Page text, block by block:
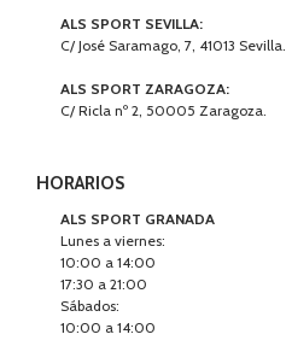
ALS SPORT SEVILLA:
C/ José Saramago, 7, 41013 Sevilla.
ALS SPORT ZARAGOZA:
C/ Ricla nº 2, 50005 Zaragoza.
HORARIOS
ALS SPORT GRANADA
Lunes a viernes:
10:00 a 14:00
17:30 a 21:00
Sábados:
10:00 a 14:00